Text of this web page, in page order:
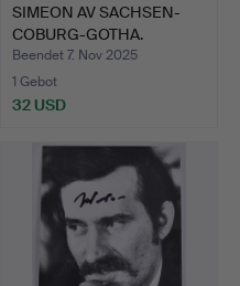
SIMEON AV SACHSEN-
COBURG-GOTHA.
signiertes…
Beendet 7. Nov 2025
1 Gebot
32 USD